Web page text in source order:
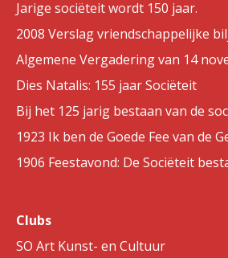
Jarige sociëteit wordt 150 jaar.
2008 Verslag vriendschappelijke
Algemene Vergadering van 14
Dies Natalis: 155 jaar Sociëteit
Bij het 125 jarig bestaan van de
1923 Ik ben de Goede Fee van de
1906 Feestavond: De Sociëteit
Clubs
SO Art Kunst- en Cultuur